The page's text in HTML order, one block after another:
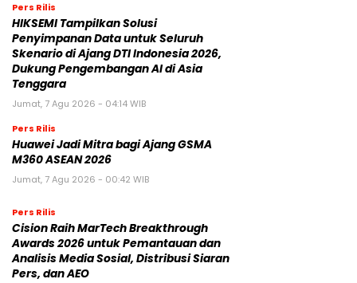
Pers Rilis
HIKSEMI Tampilkan Solusi
Penyimpanan Data untuk Seluruh
Skenario di Ajang DTI Indonesia 2026,
Dukung Pengembangan AI di Asia
Tenggara
Jumat, 7 Agu 2026 - 04:14 WIB
Pers Rilis
Huawei Jadi Mitra bagi Ajang GSMA
M360 ASEAN 2026
Jumat, 7 Agu 2026 - 00:42 WIB
Pers Rilis
Cision Raih MarTech Breakthrough
Awards 2026 untuk Pemantauan dan
Analisis Media Sosial, Distribusi Siaran
Pers, dan AEO